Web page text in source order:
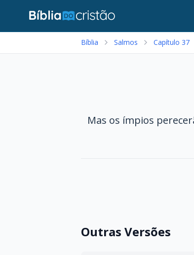
Bíblia Salmos Capítulo 37
Mas os ímpios
Outras Versões